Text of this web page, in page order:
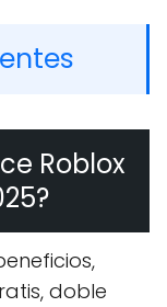
Roblox
doble